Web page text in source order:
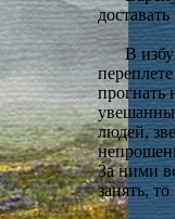
В
прогнать
людей,
За ними
занять,